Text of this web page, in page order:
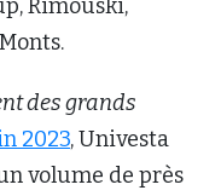
Rimouski,
des grands
2023, Univesta
volume de près